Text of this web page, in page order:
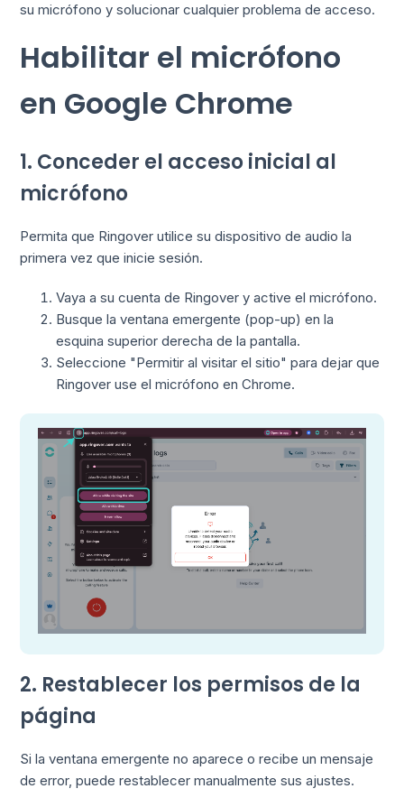
su micrófono y solucionar cualquier problema de acceso.
Habilitar el micrófono
en Google Chrome
1. Conceder el acceso inicial al
micrófono
Permita que Ringover utilice su dispositivo de audio la
primera vez que inicie sesión.
Vaya a su cuenta de Ringover y active el micrófono.
Busque la ventana emergente (pop-up) en la
esquina superior derecha de la pantalla.
Seleccione "Permitir al visitar el sitio" para dejar que
Ringover use el micrófono en Chrome.
2. Restablecer los permisos de la
página
Si la ventana emergente no aparece o recibe un mensaje
de error, puede restablecer manualmente sus ajustes.